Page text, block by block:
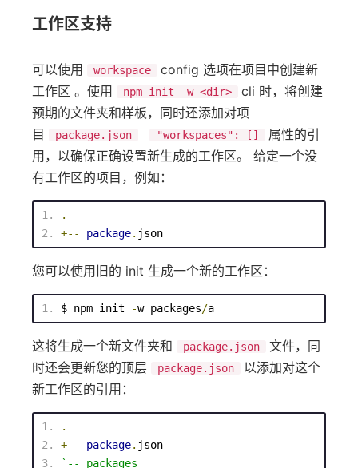
工作区支持
可以使用 workspace
config 选项在项目中创建新
工作区 。使用
npm init -w <dir>
cli 时，将创建
预期的文件夹和样板，同时还添加对项
目
package.json "workspaces": []
属性的引
用，以确保正确设置新生成的工作区。 给定一个没
有工作区的项目，例如：
.
+--
package. json
您可以使用旧的 init 生成一个新的工作区：
$ npm init -w packages/a
这将生成一个新文件夹和 package.json
文件，同
时还会更新您的顶层
package.json
以添加对这个
新工作区的引用：
.
+--
package. json
` -- packages